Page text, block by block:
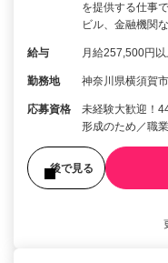
を提供する仕事
ビル、金融機関
給与 月給257,500円
勤務地 神奈川県横須賀
応募資格
未経験大歓迎！
形成のため／職
後で見る